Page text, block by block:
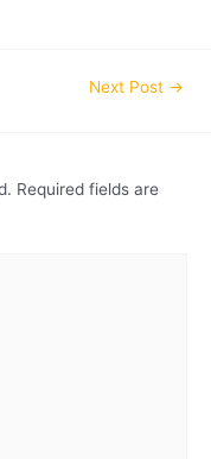
Next Post →
Required fields are